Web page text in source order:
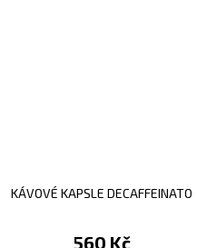
KÁVOVÉ KAPSLE DECAFFEINATO
560 Kč